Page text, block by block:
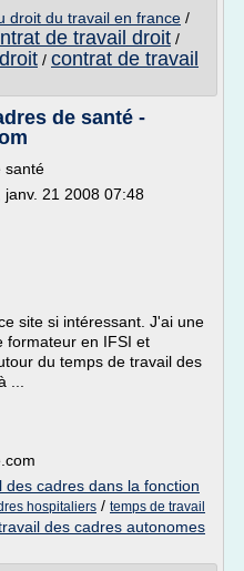
droit du travail en france /
de travail droit /
/ contrat de travail
de santé -
santé
21 2008 07:48
site si intéressant. J'ai une
formateur en IFSI et
du temps de travail des
...
des cadres dans la fonction
hospitaliers / temps de travail
des cadres autonomes